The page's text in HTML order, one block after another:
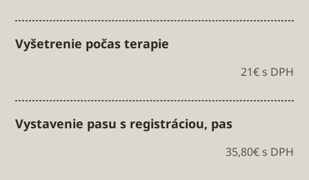
Vyšetrenie počas terapie
21€ s DPH
Vystavenie pasu s registráciou, pas
35,80€ s DPH